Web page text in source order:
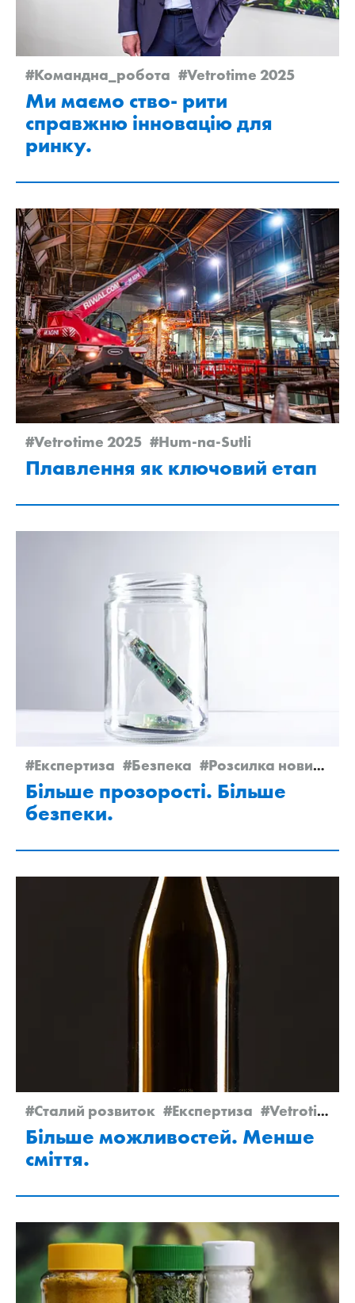
#Командна_робота #Vetrotime 2025
Ми маємо ство- рити
справжню інновацію для
ринку.
#Vetrotime 2025 #Hum-na-Sutli
Плавлення як ключовий етап
#Експертиза #Безпека #Розсилка новин 2/2025
Більше прозорості. Більше
безпеки.
#Сталий розвиток #Експертиза #Vetrotime 2025
Більше можливостей. Менше
сміття.